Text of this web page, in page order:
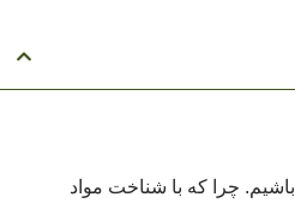
چرا که با شناخت مواد